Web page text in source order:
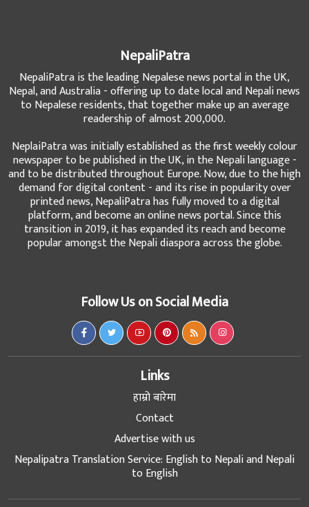
NepaliPatra
NepaliPatra is the leading Nepalese news portal in the UK,
Nepal, and Australia - offering up to date local and Nepali news
to Nepalese residents, that together make up an average
readership of almost 200,000.
NeplaiPatra was initially established as the first weekly colour
newspaper to be published in the UK, in the Nepali language -
and to be distributed throughout Europe. Now, due to the high
demand for digital content - and its rise in popularity over
printed news, NepaliPatra has fully moved to a digital
platform, and become an online news portal. Since this
transition in 2019, it has expanded its reach and become
popular amongst the Nepali diaspora across the globe.
Follow Us on Social Media
Links
हाम्रो बारेमा
Contact
Advertise with us
Nepalipatra Translation Service: English to Nepali and Nepali
to English